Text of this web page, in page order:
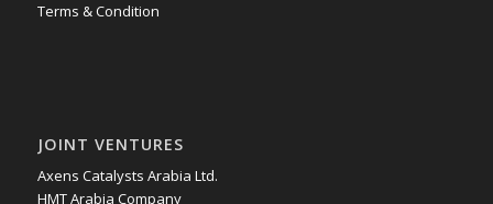
Terms & Condition
JOINT VENTURES
Axens Catalysts Arabia Ltd.
HMT Arabia Company